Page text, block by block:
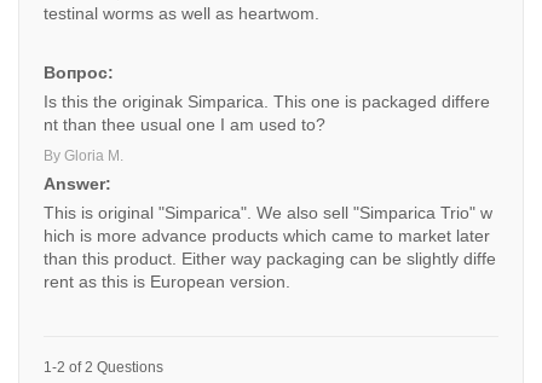
testinal worms as well as heartwom.
Вопрос:
Is this the originak Simparica. This one is packaged differe
nt than thee usual one I am used to?
By Gloria M.
Answer:
This is original "Simparica". We also sell "Simparica Trio" w
hich is more advance products which came to market later
than this product. Either way packaging can be slightly diffe
rent as this is European version.
1-2 of 2 Questions